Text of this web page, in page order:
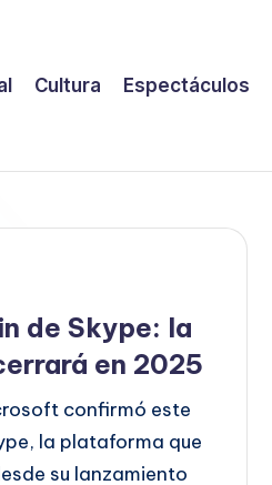
Cultura Espectáculos
de Skype: la
en 2025
confirmó este
la plataforma que
su lanzamiento